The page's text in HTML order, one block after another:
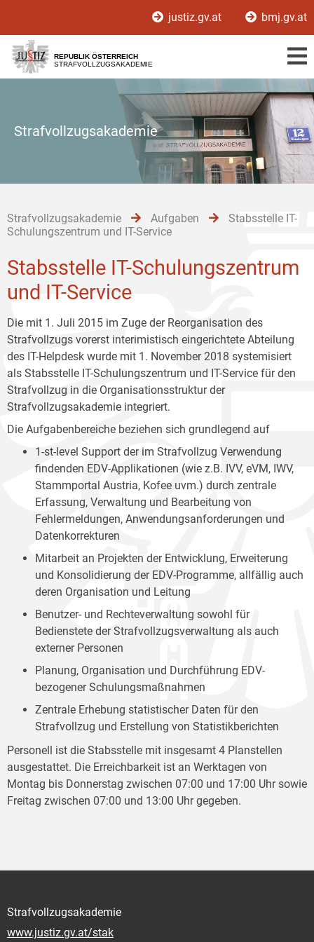
[1]
[2]
[3]
justiz.gv.at bmj.gv.at
REPUBLIK ÖSTERREICH
STRAFVOLLZUGSAKADEMIE
Strafvollzugsakademie
Strafvollzugsakademie Aufgaben
Stabsstelle IT-
Schulungszentrum und IT-Service
Stabsstelle IT-Schulungszentrum
und IT-Service
Die mit 1. Juli 2015 im Zuge der Reorganisation des
Strafvollzugs vorerst interimistisch eingerichtete Abteilung
des IT-Helpdesk wurde mit 1. November 2018 systemisiert
als Stabsstelle IT-Schulungszentrum und IT-Service für den
Strafvollzug in die Organisationsstruktur der
Strafvollzugsakademie integriert.
Die Aufgabenbereiche beziehen sich grundlegend auf
1-st-level Support der im Strafvollzug Verwendung
findenden EDV-Applikationen (wie z.B. IVV, eVM, IWV,
Stammportal Austria, Kofee uvm.) durch zentrale
Erfassung, Verwaltung und Bearbeitung von
Fehlermeldungen, Anwendungsanforderungen und
Datenkorrekturen
Mitarbeit an Projekten der Entwicklung, Erweiterung
und Konsolidierung der EDV-Programme, allfällig auch
deren Organisation und Leitung
Benutzer- und Rechteverwaltung sowohl für
Bedienstete der Strafvollzugsverwaltung als auch
externer Personen
Planung, Organisation und Durchführung EDV-
bezogener Schulungsmaßnahmen
Zentrale Erhebung statistischer Daten für den
Strafvollzug und Erstellung von Statistikberichten
Personell ist die Stabsstelle mit insgesamt 4 Planstellen
ausgestattet. Die Erreichbarkeit ist an Werktagen von
Montag bis Donnerstag zwischen 07:00 und 17:00 Uhr sowie
Freitag zwischen 07:00 und 13:00 Uhr gegeben.
Strafvollzugsakademie
www.justiz.gv.at/stak